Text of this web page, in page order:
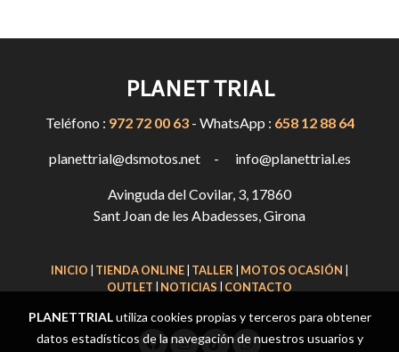
PLANET TRIAL
Teléfono : 972 72 00 63- WhatsApp : 658 12 88 64
planettrial@dsmotos.net - info@planettrial.es
Avinguda del Covilar, 3, 17860
Sant Joan de les Abadesses, Girona
INICIO TIENDA ONLINE TALLER MOTOS OCASIÓN
OUTLET
NOTICIAS CONTACTO
PLANETTRIALutiliza cookies propias y terceros para obtener
datos estadísticos de la navegación de nuestros usuarios y